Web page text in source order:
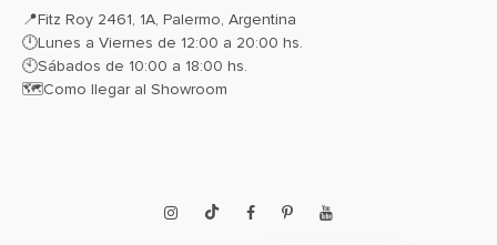
📍Fitz Roy 2461, 1A, Palermo, Argentina
🕛Lunes a Viernes de 12:00 a 20:00 hs.
🕙Sábados de 10:00 a 18:00 hs.
🗺️Como llegar al Showroom
InstagramTikTokFacebook
PinterestYouTube